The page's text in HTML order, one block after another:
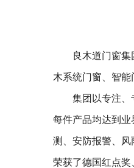
良木道门窗
木系统门窗、智能
集团以专注、
每件产品均达到
测、安防报警、风
荣获了德国红点奖